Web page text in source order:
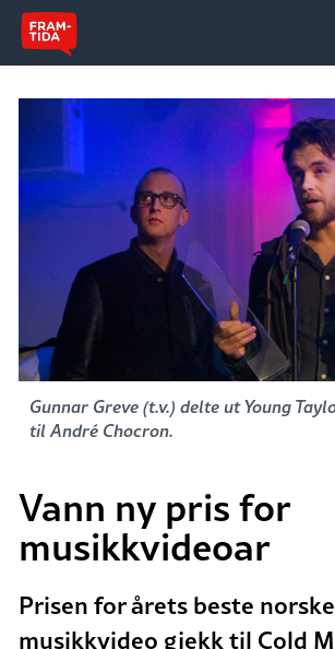
Gunnar Greve (t.v.) delte ut Young
til André Chocron.
Vann ny pris for
musikkvideoar
Prisen for årets beste norske
musikkvideo gjekk til Cold